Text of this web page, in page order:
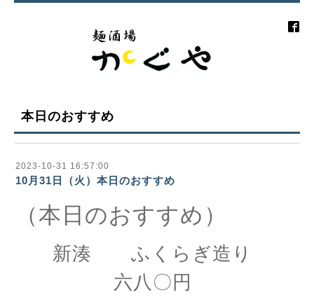
本日のおすすめ
2023-10-31 16:57:00
10月31日（火）本日のおすすめ
（本日のおすすめ）
新湊 ふくらぎ造り
六八〇円